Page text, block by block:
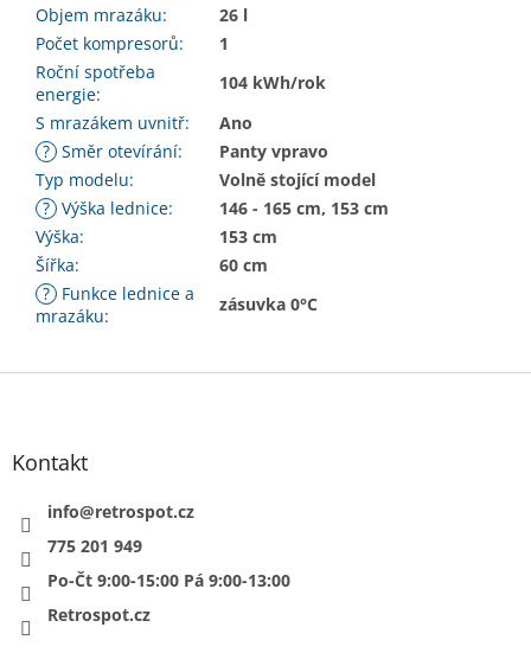
Objem mrazáku:
26 l
Počet kompresorů:
1
Roční spotřeba
energie:
104 kWh/rok
S mrazákem uvnitř:
Ano
? Směr otevírání:
Panty vpravo
Typ modelu:
Volně stojící model
? Výška lednice:
146 - 165 cm, 153 cm
Výška:
153 cm
Šířka:
60 cm
? Funkce lednice a
mrazáku:
zásuvka 0°C
Z
Kontakt
info@retrospot.cz
775 201 949
Po-Čt 9:00-15:00 Pá 9:00-13:00
Retrospot.cz